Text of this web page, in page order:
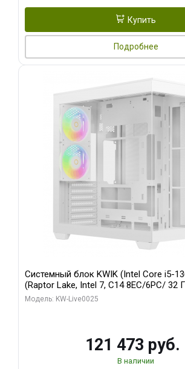
Купить
Подробнее
Системный блок KWIK (Intel Core i5-
(Raptor Lake, Intel 7, C14 8EC/6PC/ 32
модуля)/ Gigabyte RTX5060 WINDFORCE
Модель: KW-Live0025
121 473 руб.
В наличии